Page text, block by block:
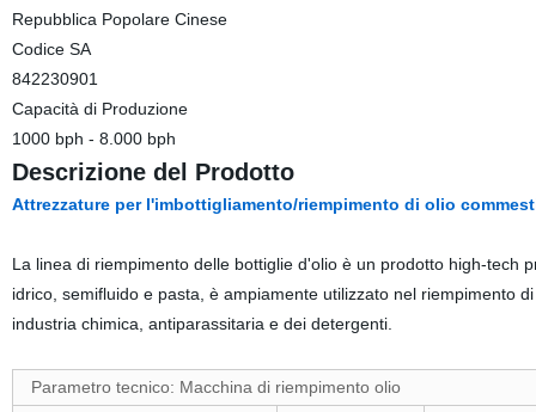
Repubblica Popolare Cinese
Codice SA
842230901
Capacità di Produzione
1000 bph - 8.000 bph
Descrizione del Prodotto
Attrezzature per l'imbottigliamento/riempimento di olio
La linea di riempimento delle bottiglie d'olio è un prodotto high-tech
idrico, semifluido e pasta, è ampiamente utilizzato nel riempimento
industria chimica, antiparassitaria e dei detergenti.
Parametro tecnico: Macchina di riempimento olio